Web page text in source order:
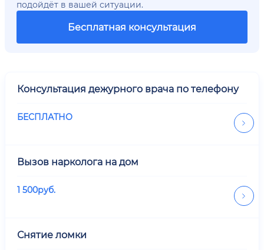
подойдёт в вашей ситуации.
Бесплатная консультация
Консультация дежурного врача по телефону
БЕСПЛАТНО
Вызов нарколога на дом
1 500руб.
Снятие ломки